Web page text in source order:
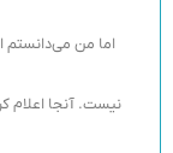
اما من می‌دانستم
نیست. آنجا اعلام